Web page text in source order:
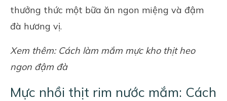
thưởng thức một bữa ăn ngon miệng và đậm
đà hương vị.
Xem thêm: Cách làm mắm mực kho thịt heo
ngon đậm đà
Mực nhồi thịt rim nước mắm: Cách